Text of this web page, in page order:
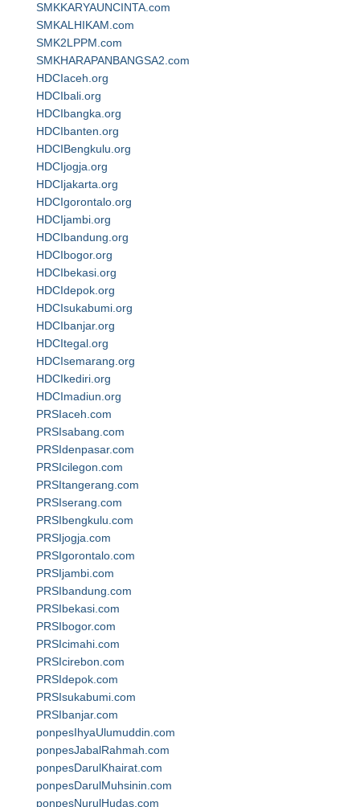
SMKKARYAUNCINTA.com
SMKALHIKAM.com
SMK2LPPM.com
SMKHARAPANBANGSA2.com
HDCIaceh.org
HDCIbali.org
HDCIbangka.org
HDCIbanten.org
HDCIBengkulu.org
HDCIjogja.org
HDCIjakarta.org
HDCIgorontalo.org
HDCIjambi.org
HDCIbandung.org
HDCIbogor.org
HDCIbekasi.org
HDCIdepok.org
HDCIsukabumi.org
HDCIbanjar.org
HDCItegal.org
HDCIsemarang.org
HDCIkediri.org
HDCImadiun.org
PRSIaceh.com
PRSIsabang.com
PRSIdenpasar.com
PRSIcilegon.com
PRSItangerang.com
PRSIserang.com
PRSIbengkulu.com
PRSIjogja.com
PRSIgorontalo.com
PRSIjambi.com
PRSIbandung.com
PRSIbekasi.com
PRSIbogor.com
PRSIcimahi.com
PRSIcirebon.com
PRSIdepok.com
PRSIsukabumi.com
PRSIbanjar.com
ponpesIhyaUlumuddin.com
ponpesJabalRahmah.com
ponpesDarulKhairat.com
ponpesDarulMuhsinin.com
ponpesNurulHudas.com